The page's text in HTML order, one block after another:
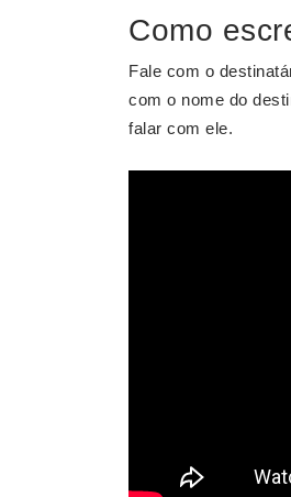
Como
Fale com o
com o nome do
falar com ele.